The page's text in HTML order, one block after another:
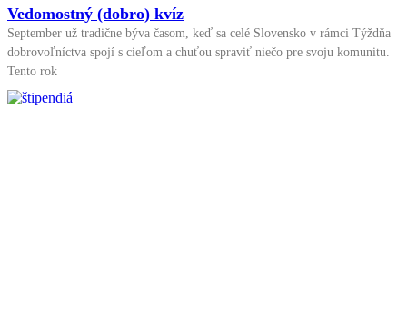
Vedomostný (dobro) kvíz
September už tradične býva časom, keď sa celé Slovensko v rámci Týždňa
dobrovoľníctva spojí s cieľom a chuťou spraviť niečo pre svoju komunitu.
Tento rok